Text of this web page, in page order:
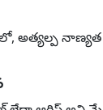
నాణ్యత